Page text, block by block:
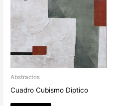
Abstractos
Cuadro Cubismo Diptico